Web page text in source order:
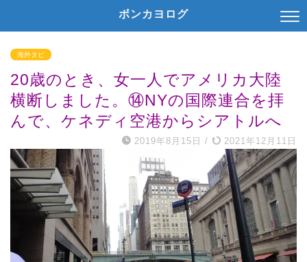
ボンカヨログ
海外タビ
20歳のとき、女一人でアメリカ大陸
横断しました。⑭NYの国際連合を拝
んで、ケネディ空港からシアトルへ
2019年8月15日 / 2021年12月11日